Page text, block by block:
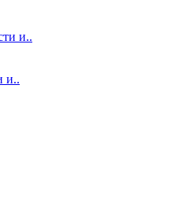
и..